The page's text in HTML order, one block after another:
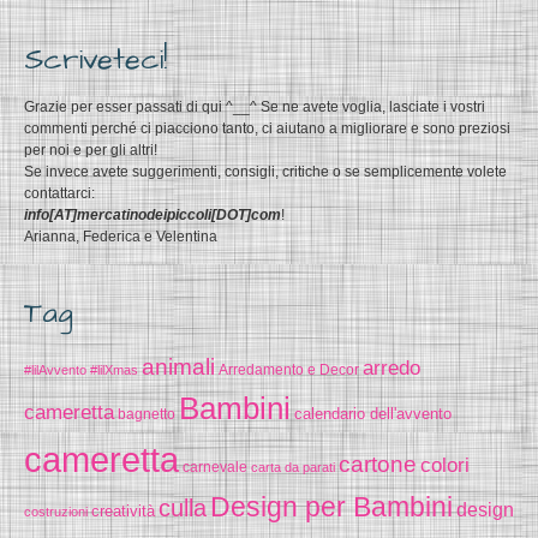
Scriveteci!
Grazie per esser passati di qui ^__^ Se ne avete voglia, lasciate i vostri
commenti perché ci piacciono tanto, ci aiutano a migliorare e sono preziosi
per noi e per gli altri!
Se invece avete suggerimenti, consigli, critiche o se semplicemente volete
contattarci:
info[AT]mercatinodeipiccoli[DOT]com!
Arianna, Federica e Velentina
Tag
#lilAvvento #lilXmas animali Arredamento e Decor arredo
cameretta bagnetto Bambini calendario dell'avvento
cameretta carnevale carta da parati cartone colori
costruzioni creatività cullaDesign per Bambinidesign